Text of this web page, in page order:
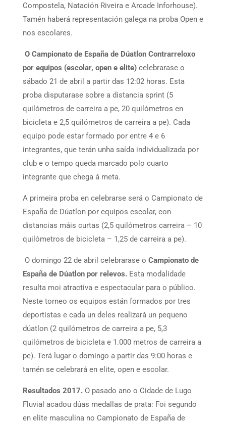
Compostela, Natación Riveira e Arcade Inforhouse).
Tamén haberá representación galega na proba Open e
nos escolares.
O Campionato de España de Dúatlon Contrarreloxo
por equipos (escolar, open e elite) celebrarase o
sábado 21 de abril a partir das 12:02 horas. Esta
proba disputarase sobre a distancia sprint (5
quilómetros de carreira a pe, 20 quilómetros en
bicicleta e 2,5 quilómetros de carreira a pe). Cada
equipo pode estar formado por entre 4 e 6
integrantes, que terán unha saída individualizada por
club e o tempo queda marcado polo cuarto
integrante que chega á meta.
A primeira proba en celebrarse será o Campionato de
España de Dúatlon por equipos escolar, con
distancias máis curtas (2,5 quilómetros carreira – 10
quilómetros de bicicleta – 1,25 de carreira a pe).
O domingo 22 de abril celebrarase o Campionato de
España de Dúatlon por relevos. Esta modalidade
resulta moi atractiva e espectacular para o público.
Neste torneo os equipos están formados por tres
deportistas e cada un deles realizará un pequeno
dúatlon (2 quilómetros de carreira a pe, 5,3
quilómetros de bicicleta e 1.000 metros de carreira a
pe). Terá lugar o domingo a partir das 9:00 horas e
tamén se celebrará en elite, open e escolar.
Resultados 2017.O pasado ano o Cidade de Lugo
Fluvial acadou dúas medallas de prata: Foi segundo
en elite masculina no Campionato de España de